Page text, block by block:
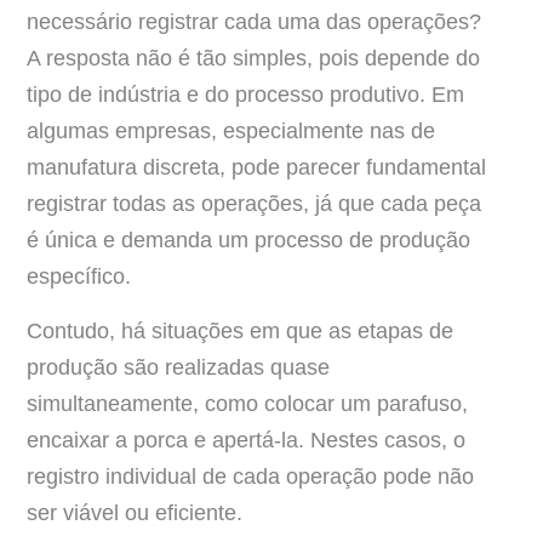
necessário registrar cada uma das operações?
A resposta não é tão simples, pois depende do
tipo de indústria e do processo produtivo. Em
algumas empresas, especialmente nas de
manufatura discreta, pode parecer fundamental
registrar todas as operações, já que cada peça
é única e demanda um processo de produção
específico.
Contudo, há situações em que as etapas de
produção são realizadas quase
simultaneamente, como colocar um parafuso,
encaixar a porca e apertá-la. Nestes casos, o
registro individual de cada operação pode não
ser viável ou eficiente.